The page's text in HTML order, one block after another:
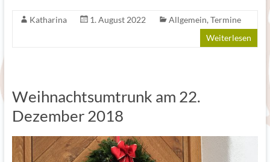
Katharina 1. August 2022 Allgemein, Termine
Weiterlesen
Weihnachtsumtrunk am 22.
Dezember 2018